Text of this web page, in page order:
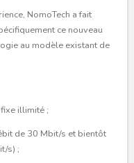
NomoTech a fait
ce nouveau
au modèle existant de
illimité ;
de 30 Mbit/s et bientôt
s) ;